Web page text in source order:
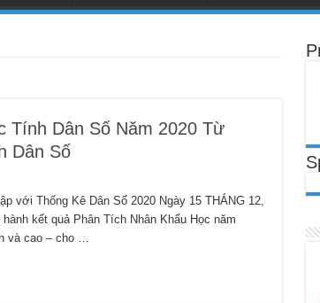
Tính Dân Số Năm 2020 Từ
Dân Số
với Thống Kê Dân Số 2020 Ngày 15 THÁNG 12,
kết quả Phân Tích Nhân Khẩu Học năm
và cao – cho …